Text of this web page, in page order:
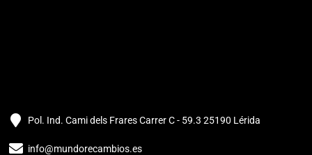
Pol. Ind. Cami dels Frares Carrer C - 59.3 25190 Lérida
info@mundorecambios.es